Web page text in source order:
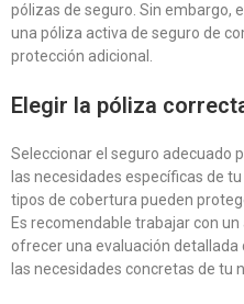
pólizas de seguro. Sin embargo,
una póliza activa de seguro de
protección adicional.
Elegir la póliza
Seleccionar el seguro adecuado
las necesidades específicas de
tipos de cobertura pueden
Es recomendable trabajar con
ofrecer una evaluación detallada
las necesidades concretas de tu